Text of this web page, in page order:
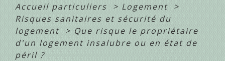
Accueil particuliers > Logement >
Risques sanitaires et sécurité du
logement > Que risque le propriétaire
d'un logement insalubre ou en état de
péril ?